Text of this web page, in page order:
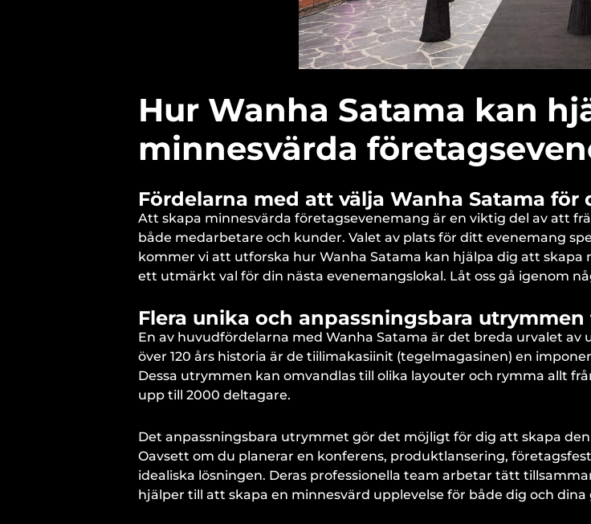
Hur Wanha Satama kan
minnesvärda
Fördelarna med att välja Wanha Satama
Att skapa minnesvärda företagsevenemang är en viktig del av att
både medarbetare och kunder. Valet av plats för ditt evenemang
kommer vi att utforska hur Wanha Satama kan hjälpa dig att
ett utmärkt val för din nästa evenemangslokal. Låt oss gå igenom
Flera unika och anpassningsbara
En av huvudfördelarna med Wanha Satama är det breda urvalet av
över 120 års historia är de tiilimakasiinit (tegelmagasinen) en
Dessa utrymmen kan omvandlas till olika layouter och rymma allt
upp till 2000 deltagare.
Det anpassningsbara utrymmet gör det möjligt för dig att skapa
Oavsett om du planerar en konferens, produktlansering,
idealiska lösningen. Deras professionella team arbetar tätt
hjälper till att skapa en minnesvärd upplevelse för både dig och dina